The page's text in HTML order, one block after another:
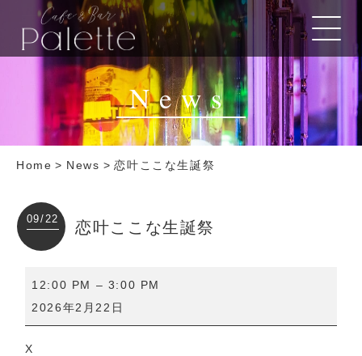
News
Home > News > 恋叶ここな生誕祭
09/22 恋叶ここな生誕祭
こ
こ
12:00 PM – 3:00 PM
2026年2月22日
X